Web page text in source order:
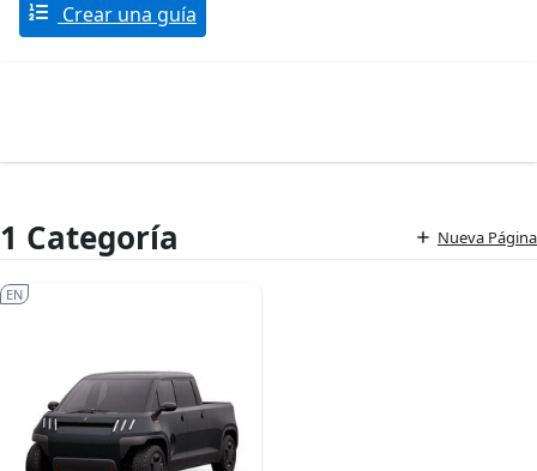
Crear una guía
1 Categoría Nueva Página
EN